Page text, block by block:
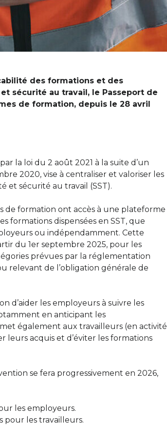
des formations et des
sécurité au travail, le Passeport de
de formation, depuis le 28 avril
la loi du 2 août 2021 à la suite d’un
2020, vise à centraliser et valoriser les
et sécurité au travail (SST).
de formation ont accès à une plateforme
formations dispensées en SST, que
ou indépendamment. Cette
du 1er septembre 2025, pour les
prévues par la réglementation
relevant de l’obligation générale de
d’aider les employeurs à suivre les
en anticipant les
également aux travailleurs (en activité
leurs acquis et d’éviter les formations
se fera progressivement en 2026,
les employeurs.
pour les travailleurs.